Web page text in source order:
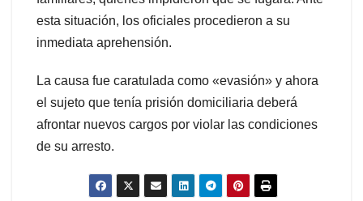
esta situación, los oficiales procedieron a su
inmediata aprehensión.
La causa fue caratulada como «evasión» y ahora
el sujeto que tenía prisión domiciliaria deberá
afrontar nuevos cargos por violar las condiciones
de su arresto.